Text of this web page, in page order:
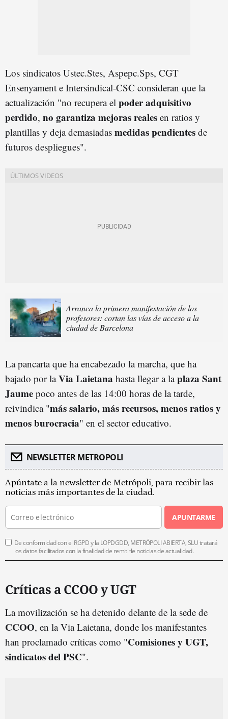
Los sindicatos Ustec.Stes, Aspepc.Sps, CGT
Ensenyament e Intersindical-CSC consideran que la
actualización "no recupera el poder adquisitivo
perdido, no garantiza mejoras reales en ratios y
plantillas y deja demasiadas medidas pendientes de
futuros despliegues".
Arranca la primera manifestación de los
profesores: cortan las vías de acceso a la
ciudad de Barcelona
La pancarta que ha encabezado la marcha, que ha
bajado por laVia Laietana hasta llegar a laplaza Sant
Jaume poco antes de las 14:00 horas de la tarde,
reivindica "más salario, más recursos, menos ratios y
menos burocracia" en el sector educativo.
NEWSLETTER METROPOLI
Apúntate a la newsletter de Metrópoli, para recibir las
noticias más importantes de la ciudad.
APUNTARME
De conformidad con el RGPD y la LOPDGDD, METRÓPOLI ABIERTA, SLU tratará
los datos facilitados con la finalidad de remitirle noticias de actualidad.
Críticas a CCOO y UGT
La movilización se ha detenido delante de la sede de
CCOO, en la Via Laietana, donde los manifestantes
han proclamado críticas como "Comisiones y UGT,
sindicatos del PSC".